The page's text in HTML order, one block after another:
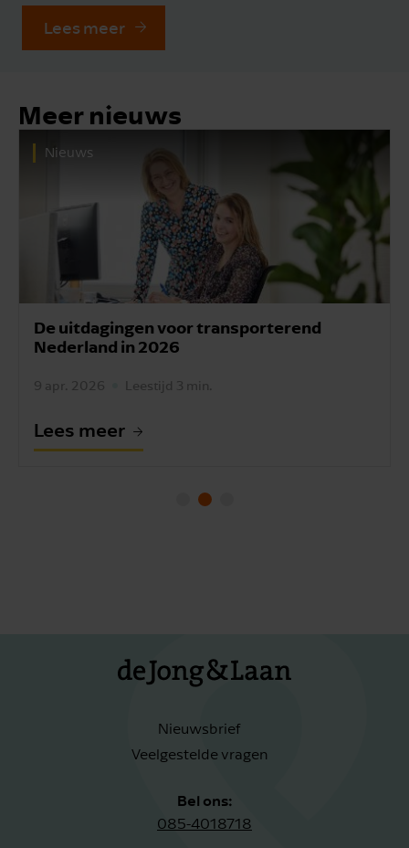
Lees meer
Meer nieuws
Nieuws
De uitdagingen voor transporterend
Nederland in 2026
9 apr. 2026 Leestijd 3 min.
Lees meer
Nieuwsbrief
Veelgestelde vragen
Bel ons:
085-4018718